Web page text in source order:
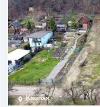
Kaunas